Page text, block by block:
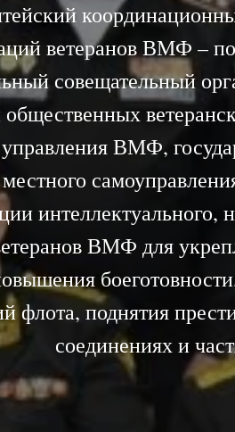
ветеранов ВМФ –
совещательный
общественных
ВМФ,
интеллектуального,
ВМФ для
флота, поднятия
соединениях и